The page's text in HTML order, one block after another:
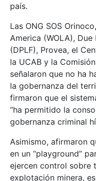
país.
Las ONG SOS
America (WOLA),
(DPLF), Provea, el
la UCAB y la
señalaron que no ha
la gobernanza del
firmaron que el
“ha permitido la
gobernanza criminal
Asimismo, afirmaron
en un “playground”
ejercen control sobre
explotación minera,